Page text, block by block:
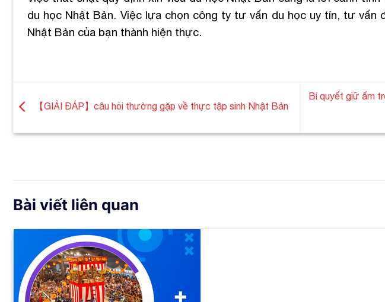
du học Nhật Bản. Việc lựa chọn công ty tư vấn du học uy tín, tư
Nhật Bản của bạn thành hiện thực.
【GIẢI ĐÁP】câu hỏi thường gặp về thực tập sinh Nhật Bản
Bí quyết giữ ấm
Bài viết liên quan